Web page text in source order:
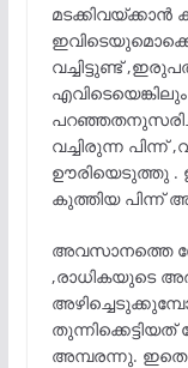
മടക്കിവയ്ക്കാൻ
വച്ചിട്ടുണ്ട്
എവിടെയെങ്കിലും
വച്ചിരുന്ന
ഊരിയെടുത്തു .
കുത്തിയ പിന്ന്
അവസാനത്തെ
,രാധികയുടെ
അമ്പരന്നു.